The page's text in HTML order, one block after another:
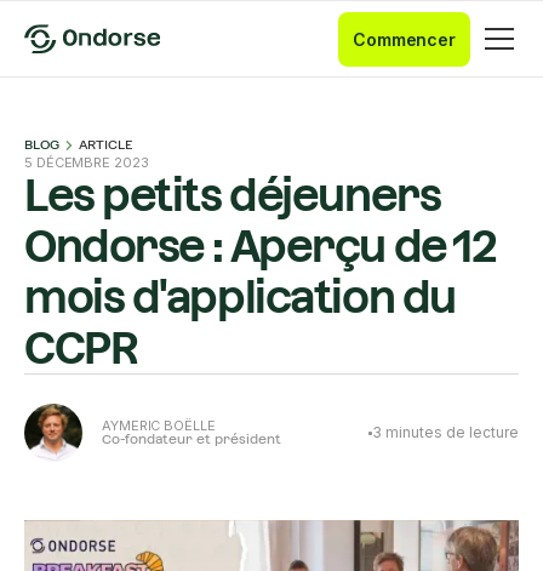
Commencer
BLOG ARTICLE
5 DÉCEMBRE 2023
Les petits déjeuners
Ondorse : Aperçu de 12
mois d'application du
CCPR
AYMERIC BOËLLE
Co-fondateur et président 3 minutes de lecture